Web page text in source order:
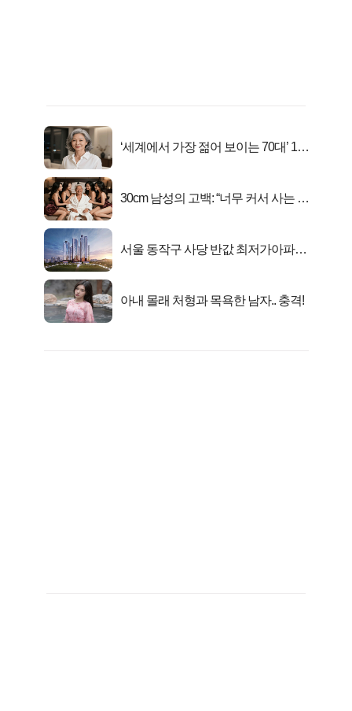
‘세계에서 가장 젊어 보이는 70대’ 1위
30cm 남성의 고백: “너무 커서 사는 게
서울 동작구 사당 반값 최저가아파트
아내 몰래 처형과 목욕한 남자.. 충격!